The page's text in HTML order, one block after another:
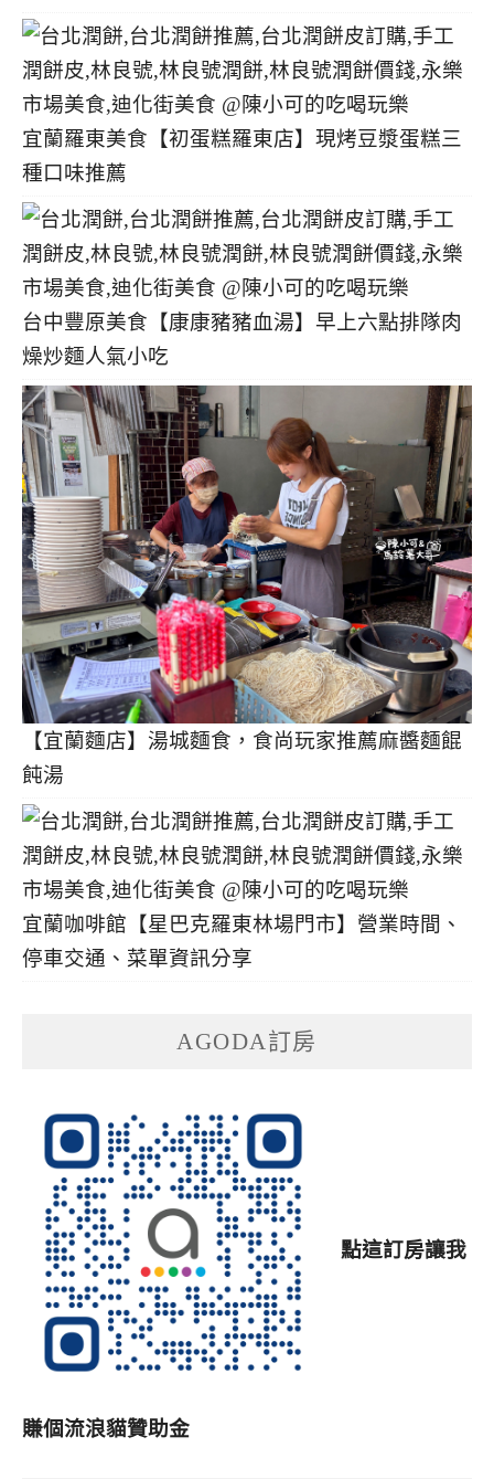
宜蘭羅東美食【初蛋糕羅東店】現烤豆漿蛋糕三
種口味推薦
台中豐原美食【康康豬豬血湯】早上六點排隊肉
燥炒麵人氣小吃
【宜蘭麵店】湯城麵食，食尚玩家推薦麻醬麵餛
飩湯
宜蘭咖啡館【星巴克羅東林場門市】營業時間、
停車交通、菜單資訊分享
AGODA訂房
點這訂房讓我
賺個流浪貓贊助金